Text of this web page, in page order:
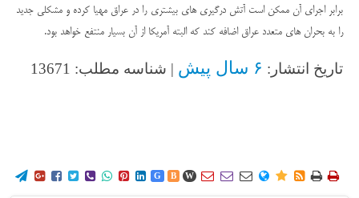
برابر اجرای آن ممکن است آتش درگیری های بیشتری را در عراق مهیا کرده و مشکلی جدید
را به بحران های متعدد عراق اضافه کند که البته آمریکا از آن بسیار منتفع خواهد بود.
تاریخ انتشار: ۶ سال پیش | شناسه مطلب: 13671
        G B W        